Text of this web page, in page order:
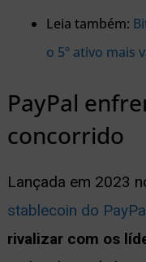
Leia também:
o 5º ativo mais
PayPal
concorrido
Lançada em 2023
stablecoin do
rivalizar com os